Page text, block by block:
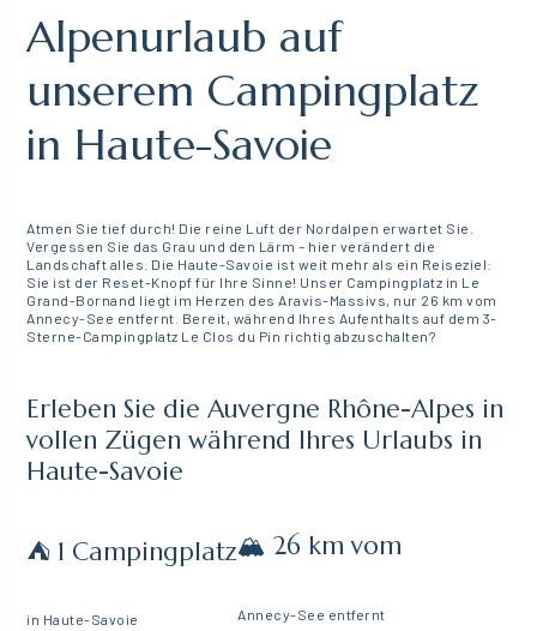
Alpenurlaub auf
unserem Campingplatz
in Haute-Savoie
Atmen Sie tief durch! Die reine Luft der Nordalpen erwartet Sie.
Vergessen Sie das Grau und den Lärm – hier verändert die
Landschaft alles. Die Haute-Savoie ist weit mehr als ein Reiseziel:
Sie ist der Reset-Knopf für Ihre Sinne! Unser Campingplatz in Le
Grand-Bornand liegt im Herzen des Aravis-Massivs, nur 26 km vom
Annecy-See entfernt. Bereit, während Ihres Aufenthalts auf dem 3-
Sterne-Campingplatz Le Clos du Pin richtig abzuschalten?
Erleben Sie die Auvergne Rhône-Alpes in
vollen Zügen während Ihres Urlaubs in
Haute-Savoie
⛺ 1 Campingplatz
in Haute-Savoie
🏔️ 26 km vom
Annecy-See entfernt